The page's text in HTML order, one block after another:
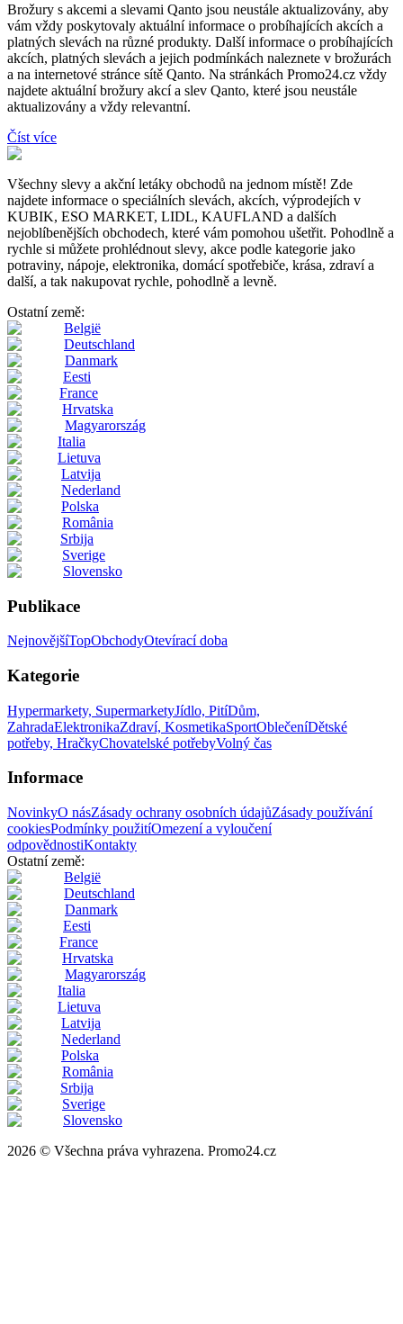
Brožury s akcemi a slevami Qanto jsou neustále aktualizovány, aby
vám vždy poskytovaly aktuální informace o probíhajících akcích a
platných slevách na různé produkty. Další informace o probíhajících
akcích, platných slevách a jejich podmínkách naleznete v brožurách
a na internetové stránce sítě Qanto. Na stránkách Promo24.cz vždy
najdete aktuální brožury akcí a slev Qanto, které jsou neustále
aktualizovány a vždy relevantní.
Číst více
Všechny slevy a akční letáky obchodů na jednom místě! Zde
najdete informace o speciálních slevách, akcích, výprodejích v
KUBIK, ESO MARKET, LIDL, KAUFLAND a dalších
nejoblíbenějších obchodech, které vám pomohou ušetřit. Pohodlně a
rychle si můžete prohlédnout slevy, akce podle kategorie jako
potraviny, nápoje, elektronika, domácí spotřebiče, krása, zdraví a
další, a tak nakupovat rychle, pohodlně a levně.
Ostatní země:
België
Deutschland
Danmark
Eesti
France
Hrvatska
Magyarország
Italia
Lietuva
Latvija
Nederland
Polska
România
Srbija
Sverige
Slovensko
Publikace
NejnovějšíTopObchodyOtevírací doba
Kategorie
Hypermarkety, SupermarketyJídlo, PitíDům,
ZahradaElektronikaZdraví, KosmetikaSportOblečeníDětské
potřeby, HračkyChovatelské potřebyVolný čas
Informace
NovinkyO násZásady ochrany osobních údajůZásady používání
cookiesPodmínky použitíOmezení a vyloučení
odpovědnostiKontakty
Ostatní země:
België
Deutschland
Danmark
Eesti
France
Hrvatska
Magyarország
Italia
Lietuva
Latvija
Nederland
Polska
România
Srbija
Sverige
Slovensko
2026 © Všechna práva vyhrazena. Promo24.cz